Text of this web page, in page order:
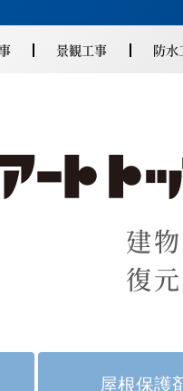
景観工事 防水
建
復
屋根保護